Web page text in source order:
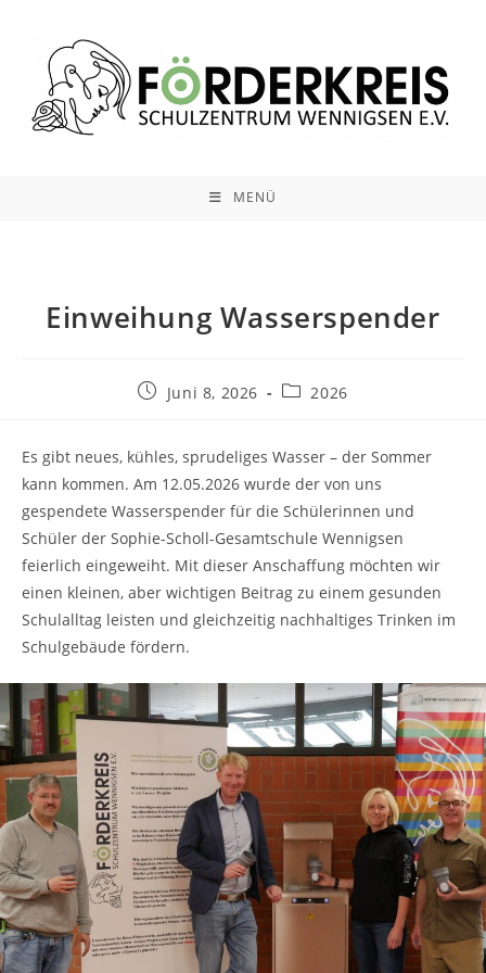
springen
MENÜ
Einweihung Wasserspender
BeitragJuni 8, 2026
Beitrags-
2026
Es gibt neues, kühles, sprudeliges Wasser – der Sommer
kann kommen. Am 12.05.2026 wurde der von uns
gespendete Wasserspender für die Schülerinnen und
Schüler der Sophie-Scholl-Gesamtschule Wennigsen
feierlich eingeweiht. Mit dieser Anschaffung möchten wir
einen kleinen, aber wichtigen Beitrag zu einem gesunden
Schulalltag leisten und gleichzeitig nachhaltiges Trinken im
Schulgebäude fördern.